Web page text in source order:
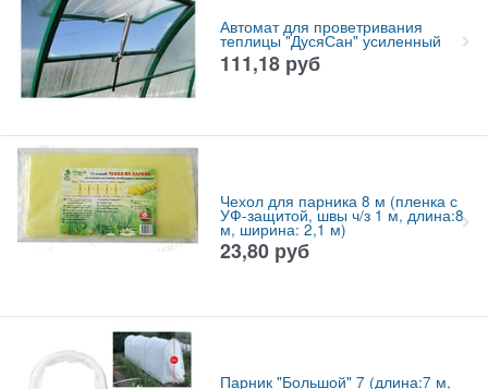
Автомат для проветривания
теплицы "ДусяСан" усиленный
111,18 руб
Чехол для парника 8 м (пленка с
УФ-защитой, швы ч/з 1 м, длина:8
м, ширина: 2,1 м)
23,80 руб
Парник "Большой" 7 (длина:7 м,